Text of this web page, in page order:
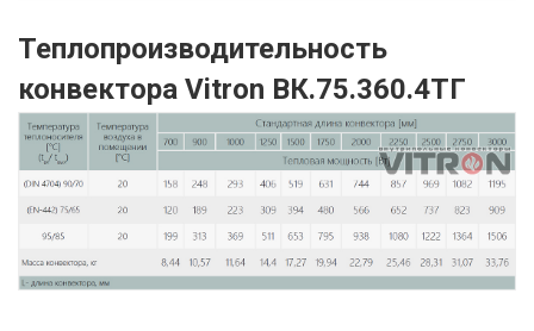
Теплопроизводительность
конвектора Vitron ВК.75.360.4ТГ